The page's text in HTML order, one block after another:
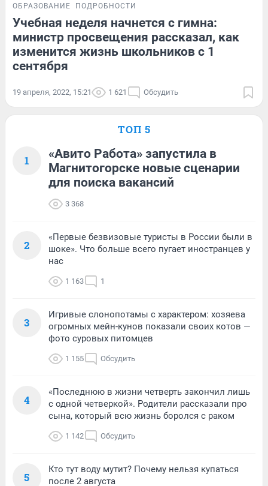
ОБРАЗОВАНИЕ ПОДРОБНОСТИ
Учебная неделя начнется с гимна:
министр просвещения рассказал, как
изменится жизнь школьников с 1
сентября
19 апреля, 2022, 15:21 1 621 Обсудить
ТОП 5
1
«Авито Работа» запустила в
Магнитогорске новые сценарии
для поиска вакансий
3 368
2
«Первые безвизовые туристы в России были в
шоке». Что больше всего пугает иностранцев у
нас
1 163 1
3
Игривые слонопотамы с характером: хозяева
огромных мейн-кунов показали своих котов —
фото суровых питомцев
1 155 Обсудить
4
«Последнюю в жизни четверть закончил лишь
с одной четверкой». Родители рассказали про
сына, который всю жизнь боролся с раком
1 142 Обсудить
5
Кто тут воду мутит? Почему нельзя купаться
после 2 августа